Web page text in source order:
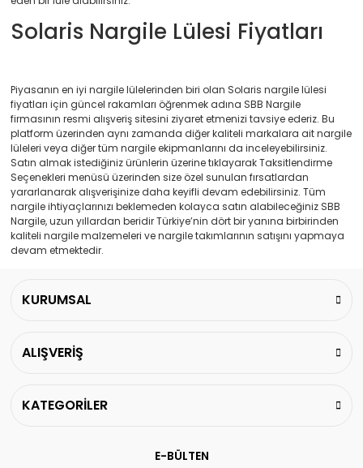
Solaris Nargile Lülesi Fiyatları
Piyasanın en iyi nargile lülelerinden biri olan Solaris nargile lülesi
fiyatları için güncel rakamları öğrenmek adına SBB Nargile
firmasının resmi alışveriş sitesini ziyaret etmenizi tavsiye ederiz. Bu
platform üzerinden aynı zamanda diğer kaliteli markalara ait nargile
lüleleri veya diğer tüm nargile ekipmanlarını da inceleyebilirsiniz.
Satın almak istediğiniz ürünlerin üzerine tıklayarak Taksitlendirme
Seçenekleri menüsü üzerinden size özel sunulan fırsatlardan
yararlanarak alışverişinize daha keyifli devam edebilirsiniz. Tüm
nargile ihtiyaçlarınızı beklemeden kolayca satın alabileceğiniz SBB
Nargile, uzun yıllardan beridir Türkiye’nin dört bir yanına birbirinden
kaliteli nargile malzemeleri ve nargile takımlarının satışını yapmaya
devam etmektedir.
KURUMSAL
ALIŞVERİŞ
KATEGORİLER
E-BÜLTEN